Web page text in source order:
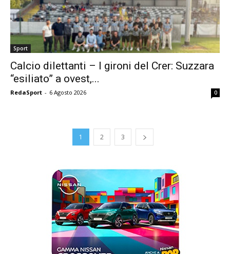
Sport
Calcio dilettanti – I gironi del Crer: Suzzara
“esiliato” a ovest,...
RedaSport - 6 Agosto 2026 0
1 2 3